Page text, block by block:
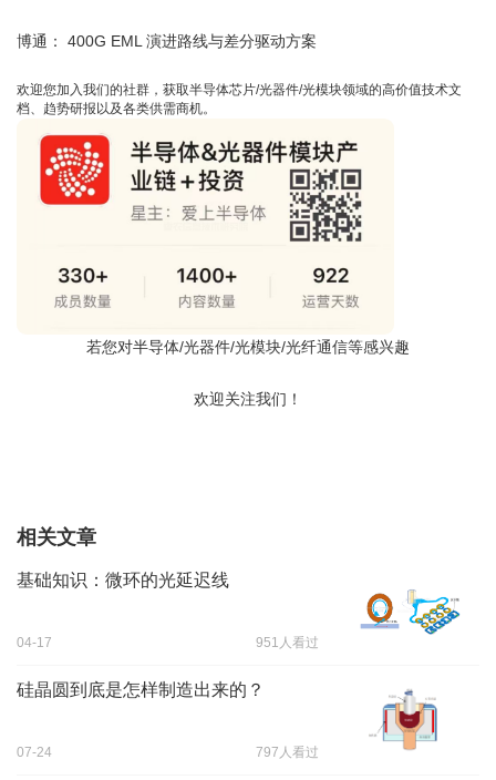
博通： 400G EML 演进路线与差分驱动方案
欢迎您加入我们的社群，获取半导体芯片/光器件/光模块领域的高价值技术文
档、趋势研报以及各类供需商机。
若您对半导体/光器件/光模块/光纤通信等感兴趣
欢迎关注我们！
相关文章
基础知识：微环的光延迟线
04-17 951人看过
硅晶圆到底是怎样制造出来的？
07-24 797人看过